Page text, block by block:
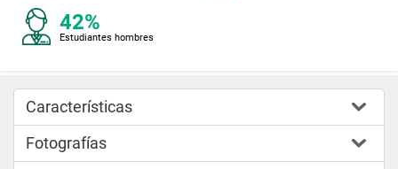
42%
Estudiantes hombres
Características
Fotografías